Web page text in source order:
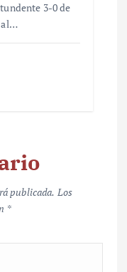
3-0 de
al…
publicada. Los
*